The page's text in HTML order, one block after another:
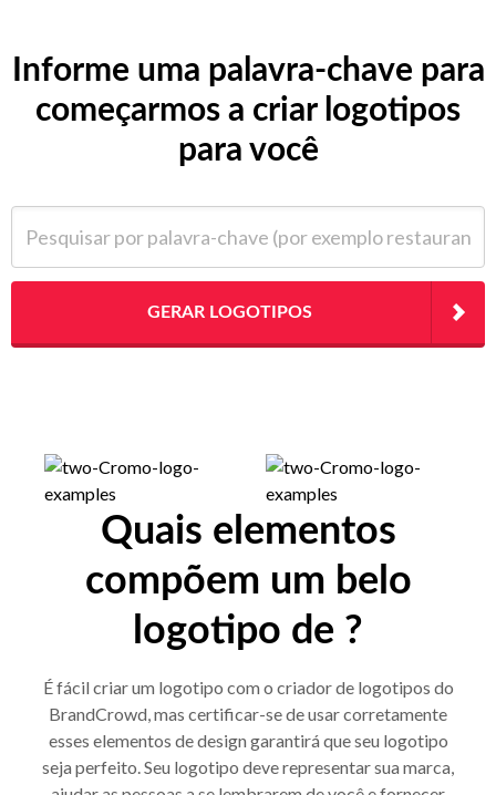
Informe uma palavra-chave para
começarmos a criar logotipos
para você
GERAR LOGOTIPOS
Quais elementos
compõem um belo
logotipo de ?
É fácil criar um logotipo com o criador de logotipos do
BrandCrowd, mas certificar-se de usar corretamente
esses elementos de design garantirá que seu logotipo
seja perfeito. Seu logotipo deve representar sua marca,